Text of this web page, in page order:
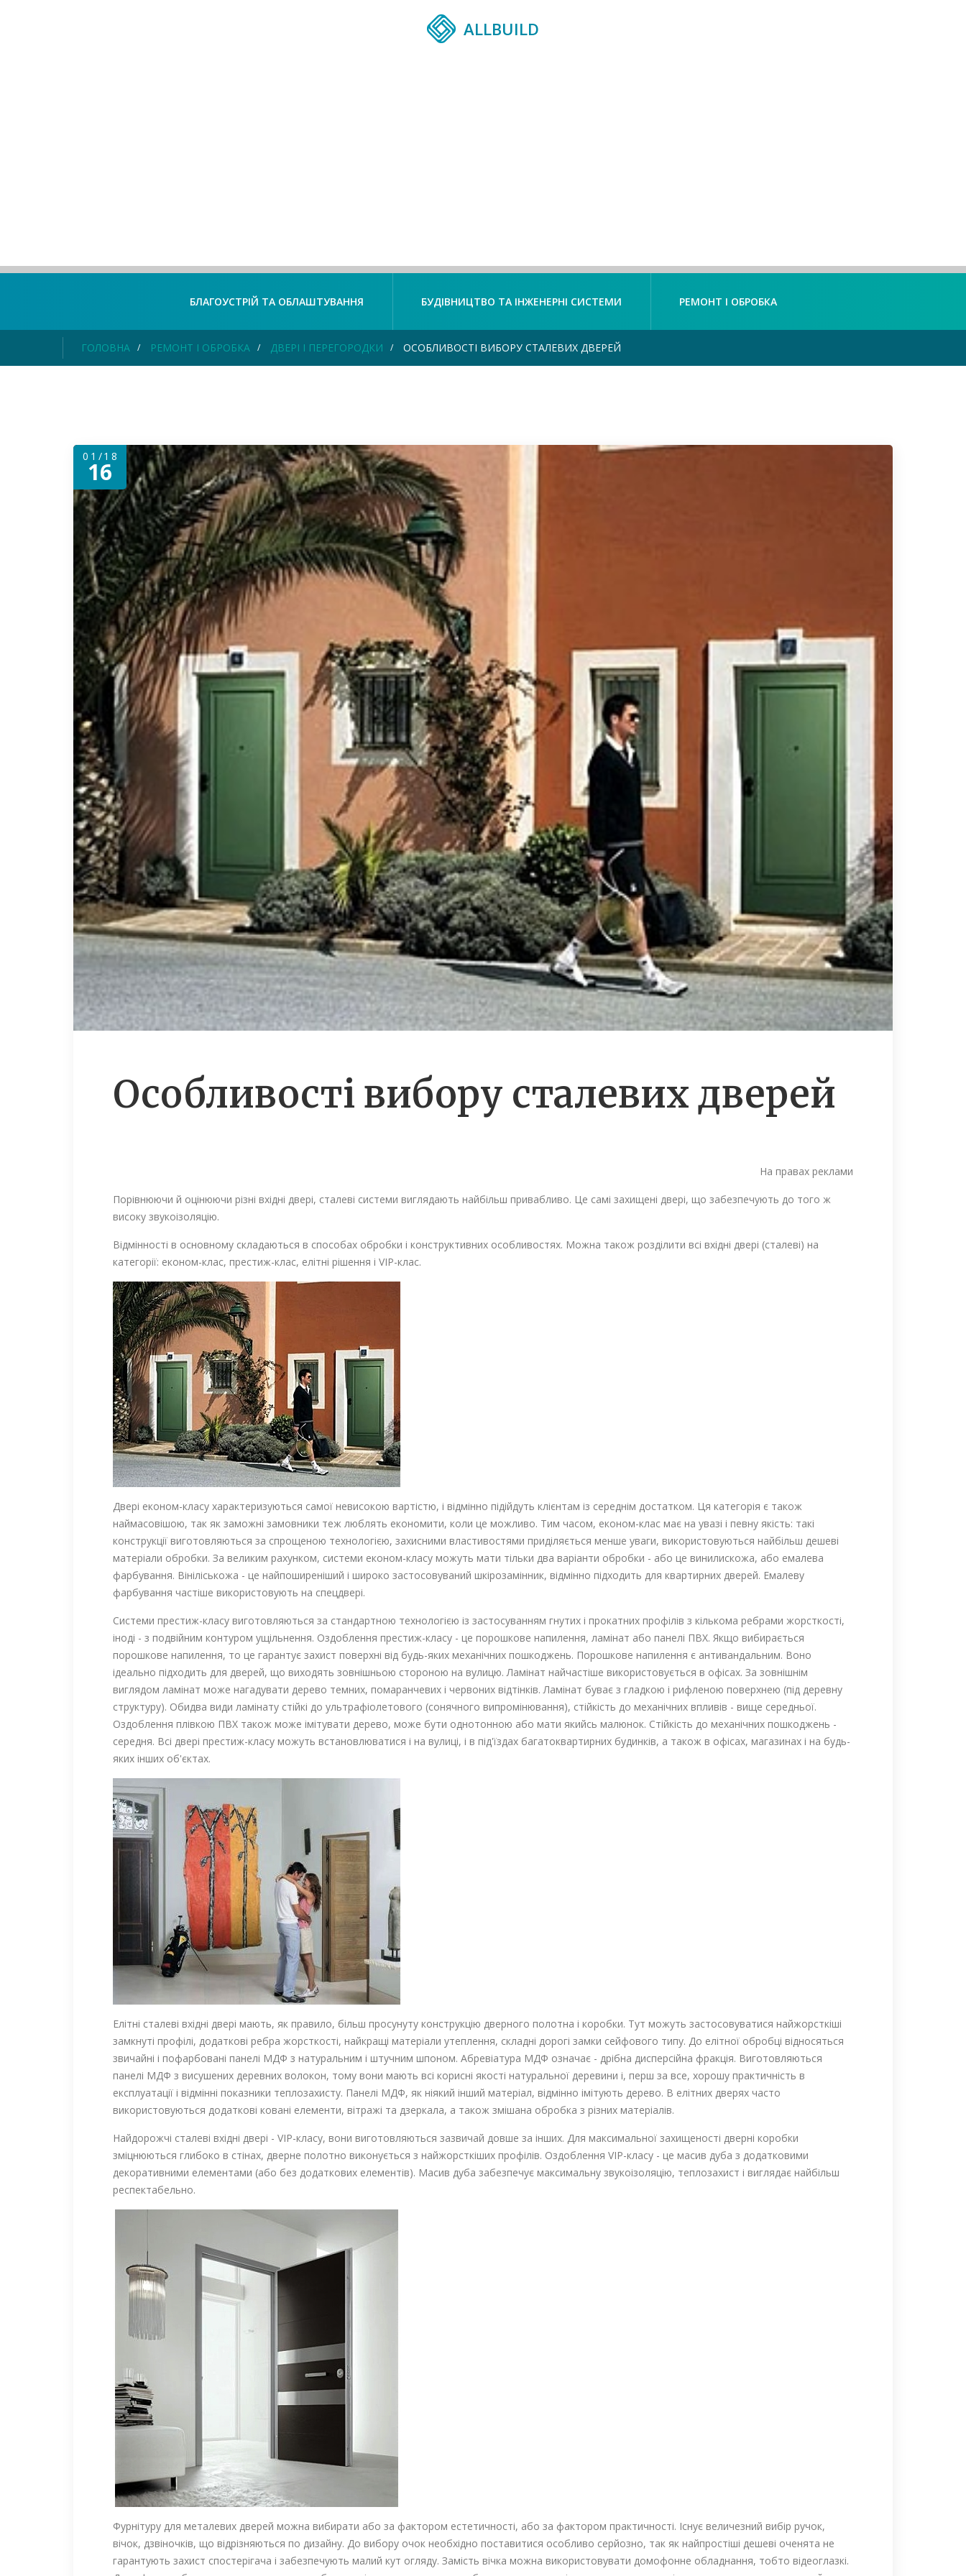
ALLBUILD
БЛАГОУСТРІЙ ТА ОБЛАШТУВАННЯ БУДІВНИЦТВО ТА ІНЖЕНЕРНІ СИСТЕМИ РЕМОНТ І ОБРОБКА
ГОЛОВНА РЕМОНТ І ОБРОБКА ДВЕРІ І ПЕРЕГОРОДКИ ОСОБЛИВОСТІ ВИБОРУ СТАЛЕВИХ ДВЕРЕЙ
01/18
16
Особливості вибору сталевих дверей
На правах реклами
Порівнюючи й оцінюючи різні вхідні двері, сталеві системи виглядають найбільш привабливо. Це самі захищені двері, що забезпечують до того ж
високу звукоізоляцію.
Відмінності в основному складаються в способах обробки і конструктивних особливостях. Можна також розділити всі вхідні двері (сталеві) на
категорії: економ-клас, престиж-клас, елітні рішення і VIP-клас.
Двері економ-класу характеризуються самої невисокою вартістю, і відмінно підійдуть клієнтам із середнім достатком. Ця категорія є також
наймасовішою, так як заможні замовники теж люблять економити, коли це можливо. Тим часом, економ-клас має на увазі і певну якість: такі
конструкції виготовляються за спрощеною технологією, захисними властивостями приділяється менше уваги, використовуються найбільш дешеві
матеріали обробки. За великим рахунком, системи економ-класу можуть мати тільки два варіанти обробки - або це винилискожа, або емалева
фарбування. Вініліськожа - це найпоширеніший і широко застосовуваний шкірозамінник, відмінно підходить для квартирних дверей. Емалеву
фарбування частіше використовують на спецдвері.
Системи престиж-класу виготовляються за стандартною технологією із застосуванням гнутих і прокатних профілів з кількома ребрами жорсткості,
іноді - з подвійним контуром ущільнення. Оздоблення престиж-класу - це порошкове напилення, ламінат або панелі ПВХ. Якщо вибирається
порошкове напилення, то це гарантує захист поверхні від будь-яких механічних пошкоджень. Порошкове напилення є антивандальним. Воно
ідеально підходить для дверей, що виходять зовнішньою стороною на вулицю. Ламінат найчастіше використовується в офісах. За зовнішнім
виглядом ламінат може нагадувати дерево темних, помаранчевих і червоних відтінків. Ламінат буває з гладкою і рифленою поверхнею (під деревну
структуру). Обидва види ламінату стійкі до ультрафіолетового (сонячного випромінювання), стійкість до механічних впливів - вище середньої.
Оздоблення плівкою ПВХ також може імітувати дерево, може бути однотонною або мати якийсь малюнок. Стійкість до механічних пошкоджень -
середня. Всі двері престиж-класу можуть встановлюватися і на вулиці, і в під'їздах багатоквартирних будинків, а також в офісах, магазинах і на будь-
яких інших об'єктах.
Елітні сталеві вхідні двері мають, як правило, більш просунуту конструкцію дверного полотна і коробки. Тут можуть застосовуватися найжорсткіші
замкнуті профілі, додаткові ребра жорсткості, найкращі матеріали утеплення, складні дорогі замки сейфового типу. До елітної обробці відносяться
звичайні і пофарбовані панелі МДФ з натуральним і штучним шпоном. Абревіатура МДФ означає - дрібна дисперсійна фракція. Виготовляються
панелі МДФ з висушених деревних волокон, тому вони мають всі корисні якості натуральної деревини і, перш за все, хорошу практичність в
експлуатації і відмінні показники теплозахисту. Панелі МДФ, як ніякий інший матеріал, відмінно імітують дерево. В елітних дверях часто
використовуються додаткові ковані елементи, вітражі та дзеркала, а також змішана обробка з різних матеріалів.
Найдорожчі сталеві вхідні двері - VIP-класу, вони виготовляються зазвичай довше за інших. Для максимальної захищеності дверні коробки
зміцнюються глибоко в стінах, дверне полотно виконується з найжорсткіших профілів. Оздоблення VIP-класу - це масив дуба з додатковими
декоративними елементами (або без додаткових елементів). Масив дуба забезпечує максимальну звукоізоляцію, теплозахист і виглядає найбільш
респектабельно.
Фурнітуру для металевих дверей можна вибирати або за фактором естетичності, або за фактором практичності. Існує величезний вибір ручок,
вічок, дзвіночків, що відрізняються по дизайну. До вибору очок необхідно поставитися особливо серйозно, так як найпростіші дешеві оченята не
гарантують захист спостерігача і забезпечують малий кут огляду. Замість вічка можна використовувати домофонне обладнання, тобто відеоглазкі.